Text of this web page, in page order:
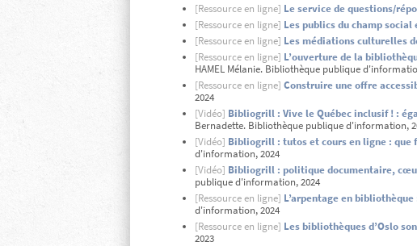
[Ressource en ligne] Le service de questions/
[Ressource en ligne] Les publics du champ
[Ressource en ligne] Les médiations culturelles
[Ressource en ligne] L’ouverture de la
HAMEL Mélanie. Bibliothèque publique
[Ressource en ligne] Construire une offre
2024
[Vidéo] Bibliogrill : Vive le Québec inclusif ! :
Bernadette. Bibliothèque publique d'information,
[Vidéo] Bibliogrill : tutos et cours en ligne :
d'information, 2024
[Vidéo] Bibliogrill : politique documentaire,
publique d'information, 2024
[Ressource en ligne] L’arpentage en
d'information, 2024
[Ressource en ligne] Les bibliothèques d’Oslo
2023